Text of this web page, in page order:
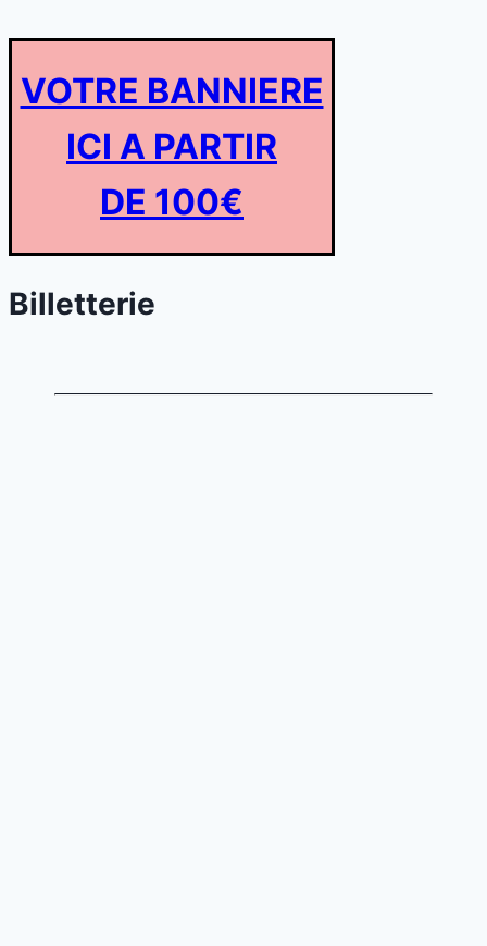
VOTRE BANNIERE
ICI A PARTIR
DE 100€
Billetterie